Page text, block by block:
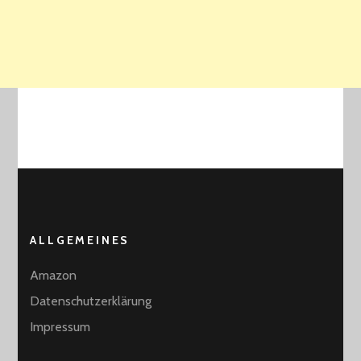
ALLGEMEINES
Amazon
Datenschutzerklärung
Impressum